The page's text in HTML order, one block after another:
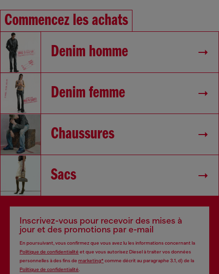
Commencez les achats
Denim homme
Denim femme
Chaussures
Sacs
Inscrivez-vous pour recevoir des mises à
jour et des promotions par e-mail
En poursuivant, vous confirmez que vous avez lu les informations concernant la
Politique de confidentialité et que vous autorisez Diesel à traiter vos données
personnelles à des fins de marketing*comme décrit au paragraphe 3.1, d) de la
Politique de confidentialité